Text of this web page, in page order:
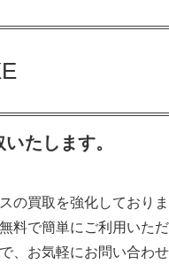
たします。
の買取を強化しており
料で簡単にご利用いた
、お気軽にお問い合わ